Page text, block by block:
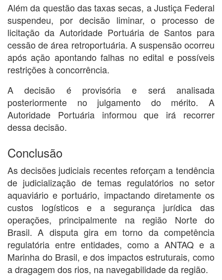
Além da questão das taxas secas, a Justiça Federal
suspendeu, por decisão liminar, o processo de
licitação da Autoridade Portuária de Santos para
cessão de área retroportuária. A suspensão ocorreu
após ação apontando falhas no edital e possíveis
restrições à concorrência.
A decisão é provisória e será analisada
posteriormente no julgamento do mérito. A
Autoridade Portuária informou que irá recorrer
dessa decisão.
Conclusão
As decisões judiciais recentes reforçam a tendência
de judicialização de temas regulatórios no setor
aquaviário e portuário, impactando diretamente os
custos logísticos e a segurança jurídica das
operações, principalmente na região Norte do
Brasil. A disputa gira em torno da competência
regulatória entre entidades, como a ANTAQ e a
Marinha do Brasil, e dos impactos estruturais, como
a dragagem dos rios, na navegabilidade da região.